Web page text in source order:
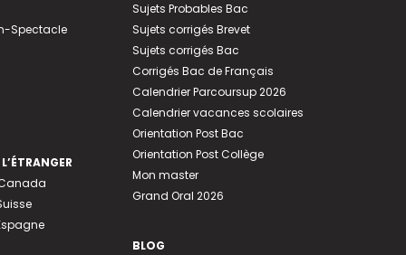
Spectacle
Sujets Probables Bac
Sujets corrigés Brevet
Sujets corrigés Bac
Corrigés Bac de Français
Calendrier Parcoursup 2026
Calendrier vacances scolaires
Orientation Post Bac
Orientation Post Collège
Mon master
Grand Oral 2026
BLOG